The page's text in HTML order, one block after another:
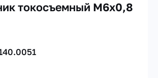
токосъемный M6х0,8